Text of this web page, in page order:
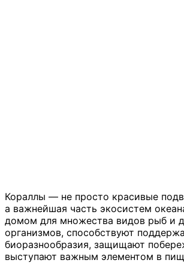
Кораллы — не просто красивые
а важнейшая часть экосистем
домом для множества видов рыб и
организмов, способствуют
биоразнообразия, защищают
выступают важным элементом в